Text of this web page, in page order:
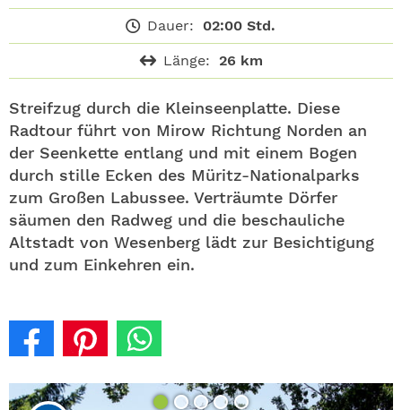
Dauer: 02:00 Std.
Länge: 26 km
Streifzug durch die Kleinseenplatte. Diese
Radtour führt von Mirow Richtung Norden an
der Seenkette entlang und mit einem Bogen
durch stille Ecken des Müritz-Nationalparks
zum Großen Labussee. Verträumte Dörfer
säumen den Radweg und die beschauliche
Altstadt von Wesenberg lädt zur Besichtigung
und zum Einkehren ein.